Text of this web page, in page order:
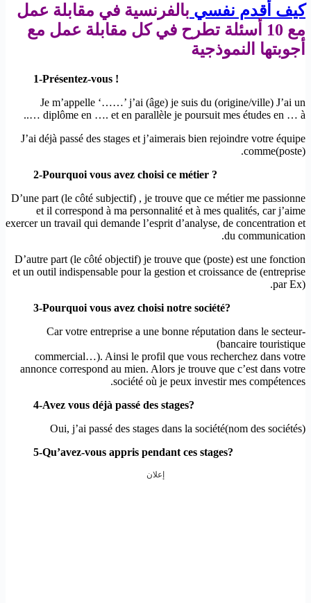
كيف أقدم نفسي بالفرنسية في مقابلة عمل
مع 10 أسئلة تطرح في كل مقابلة عمل مع
أجوبتها النموذجية
1-Présentez-vous !
Je m’appelle ‘……’ j’ai (âge) je suis du (origine/ville) J’ai un
diplôme en …. et en parallèle je poursuit mes études en … à …..
J’ai déjà passé des stages et j’aimerais bien rejoindre votre équipe
comme(poste).
2-Pourquoi vous avez choisi ce métier ?
D’une part (le côté subjectif) , je trouve que ce métier me passionne
et il correspond à ma personnalité et à mes qualités, car j’aime
exercer un travail qui demande l’esprit d’analyse, de concentration et
du communication.
D’autre part (le côté objectif) je trouve que (poste) est une fonction
et un outil indispensable pour la gestion et croissance de (entreprise
par Ex).
3-Pourquoi vous avez choisi notre société?
-Car votre entreprise a une bonne réputation dans le secteur
(bancaire touristique
commercial…). Ainsi le profil que vous recherchez dans votre
annonce correspond au mien. Alors je trouve que c’est dans votre
société où je peux investir mes compétences.
4-Avez vous déjà passé des stages?
Oui, j’ai passé des stages dans la société(nom des sociétés)
5-Qu’avez-vous appris pendant ces stages?
إعلان